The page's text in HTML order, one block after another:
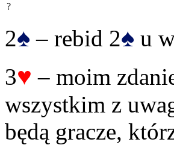
?
2♠ – rebid 2♠ u
3♥ – moim
wszystkim z
będą gracze,